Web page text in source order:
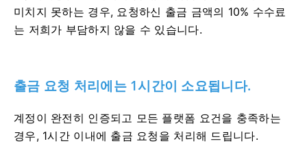
미치지 못하는 경우, 요청하신 출금 금액의 10% 수수료
는 저희가 부담하지 않을 수 있습니다.
출금 요청 처리에는 1시간이 소요됩니다.
계정이 완전히 인증되고 모든 플랫폼 요건을 충족하는
경우, 1시간 이내에 출금 요청을 처리해 드립니다.